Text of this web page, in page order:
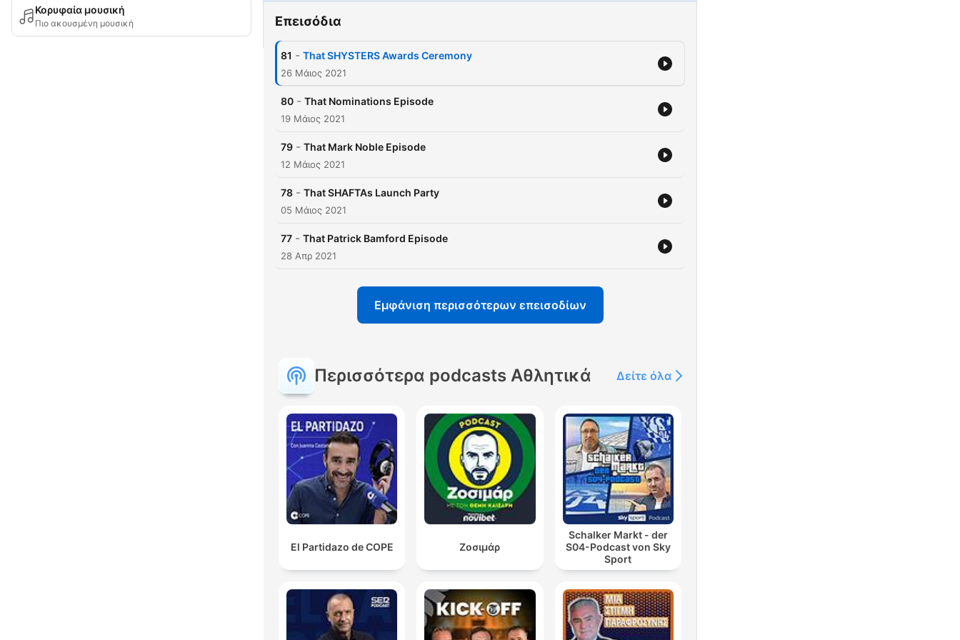
Κορυφαία μουσική
Πιο ακουσμένη μουσική Επεισόδια
81 - That SHYSTERS Awards Ceremony
26 Μάιος 2021
80 - That Nominations Episode
19 Μάιος 2021
79 - That Mark Noble Episode
12 Μάιος 2021
78 - That SHAFTAs Launch Party
05 Μάιος 2021
77 - That Patrick Bamford Episode
28 Απρ 2021
Εμφάνιση περισσότερων επεισοδίων
Περισσότερα podcasts Αθλητικά Δείτε όλα
El Partidazo de COPE Ζοσιμάρ
Schalker Markt - der
S04-Podcast von Sky
Sport